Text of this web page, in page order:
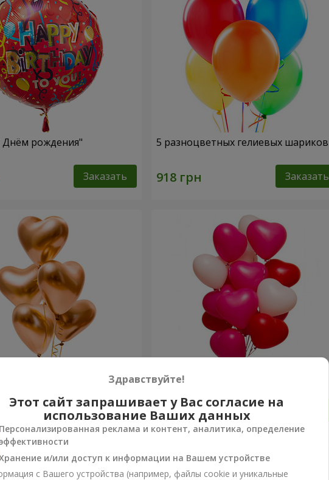
рождения"
Заказать
5 разноцветных гелиевых шариков
Заказать
“Golden hearts”
Заказать
15 гелиевых шариков (в форме
сердец)
Здравствуйте!
Этот сайт запрашивает у Вас согласие на
использование Ваших данных
Персонализированная реклама и контент, аналитика, определение
эффективности
и/или доступ к информации на Вашем устройстве
с Вашего устройства (например, файлы cookie и уникальные